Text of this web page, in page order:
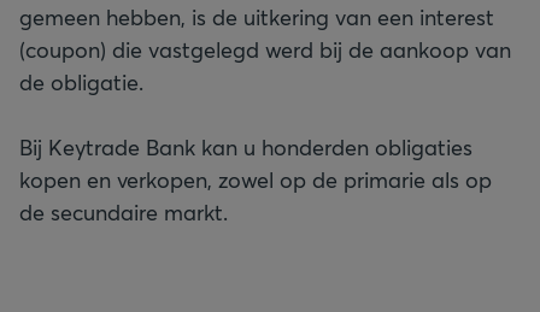
gemeen hebben, is de uitkering van een interest
(coupon) die vastgelegd werd bij de aankoop van
de obligatie.
Bij Keytrade Bank kan u honderden obligaties
kopen en verkopen, zowel op de primarie als op
de secundaire markt.